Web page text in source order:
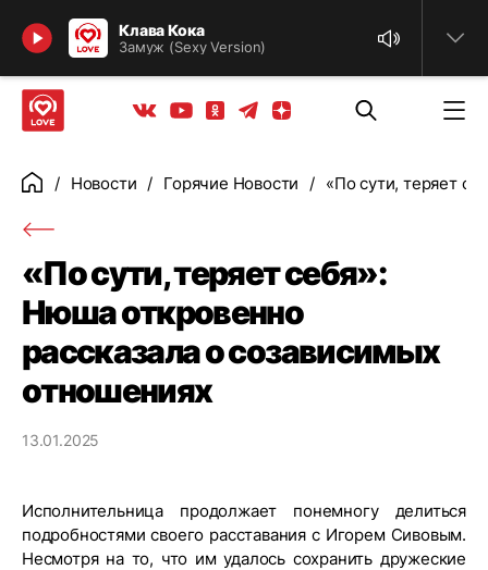
Клава Кока
Замуж (Sexy Version)
Найти
Вконтакте
YoutubeОдноклассники
ТелеграмЯндекс дзен
ГлавнаяНовости Горячие Новости «По сути, теряет
«По сути, теряет себя»:
Нюша откровенно
рассказала о созависимых
отношениях
13.01.2025
Исполнительница продолжает понемногу делиться
подробностями своего расставания с Игорем Сивовым.
Несмотря на то, что им удалось сохранить дружеские